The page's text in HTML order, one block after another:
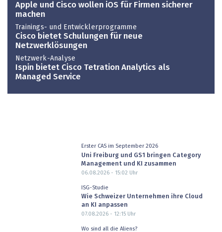
Apple und Cisco wollen iOS für Firmen sicherer
machen
Trainings- und Entwicklerprogramme
Cisco bietet Schulungen für neue
Netzwerklösungen
Netzwerk-Analyse
Ispin bietet Cisco Tetration Analytics als
Managed Service
Erster CAS im September 2026
Uni Freiburg und GS1 bringen Category
Management und KI zusammen
06.08.2026 - 15:02 Uhr
ISG-Studie
Wie Schweizer Unternehmen ihre Cloud
an KI anpassen
07.08.2026 - 12:15Uhr
Wo sind all die Aliens?